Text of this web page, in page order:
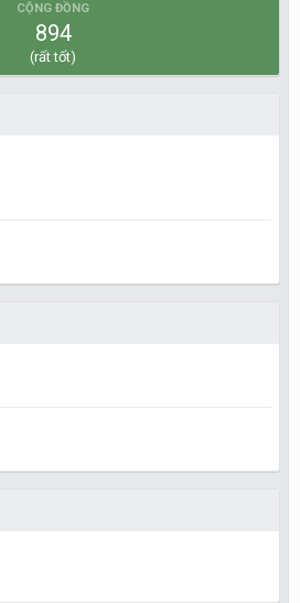
CỘNG ĐỒNG
894
(rất tốt)